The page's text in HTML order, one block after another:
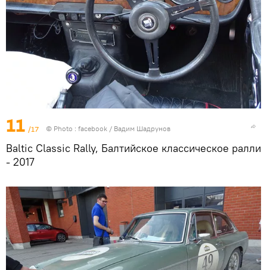
11 /17 © Photo : facebook / Вадим Шадрунов
Baltic Classic Rally, Балтийское классическое ралли
- 2017